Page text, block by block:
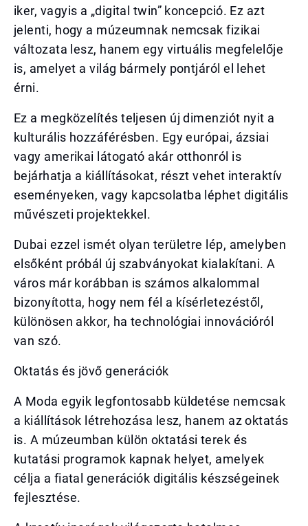
iker, vagyis a „digital twin” koncepció. Ez azt
jelenti, hogy a múzeumnak nemcsak fizikai
változata lesz, hanem egy virtuális megfelelője
is, amelyet a világ bármely pontjáról el lehet
érni.
Ez a megközelítés teljesen új dimenziót nyit a
kulturális hozzáférésben. Egy európai, ázsiai
vagy amerikai látogató akár otthonról is
bejárhatja a kiállításokat, részt vehet interaktív
eseményeken, vagy kapcsolatba léphet digitális
művészeti projektekkel.
Dubai ezzel ismét olyan területre lép, amelyben
elsőként próbál új szabványokat kialakítani. A
város már korábban is számos alkalommal
bizonyította, hogy nem fél a kísérletezéstől,
különösen akkor, ha technológiai innovációról
van szó.
Oktatás és jövő generációk
A Moda egyik legfontosabb küldetése nemcsak
a kiállítások létrehozása lesz, hanem az oktatás
is. A múzeumban külön oktatási terek és
kutatási programok kapnak helyet, amelyek
célja a fiatal generációk digitális készségeinek
fejlesztése.